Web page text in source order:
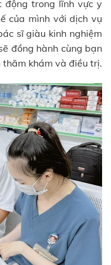
động trong lĩnh vực y
của mình với dịch vụ
sĩ giàu kinh nghiệm
đồng hành cùng bạn
khám và điều trị.